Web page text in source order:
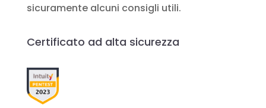
sicuramente alcuni consigli utili.
Certificato ad alta sicurezza